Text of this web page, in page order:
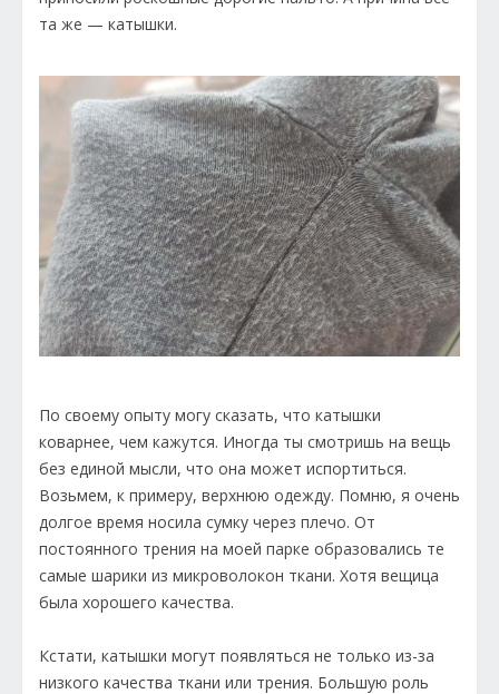
та же — катышки.
По своему опыту могу сказать, что катышки
коварнее, чем кажутся. Иногда ты смотришь на вещь
без единой мысли, что она может испортиться.
Возьмем, к примеру, верхнюю одежду. Помню, я очень
долгое время носила сумку через плечо. От
постоянного трения на моей парке образовались те
самые шарики из микроволокон ткани. Хотя вещица
была хорошего качества.
Кстати, катышки могут появляться не только из-за
низкого качества ткани или трения. Большую роль